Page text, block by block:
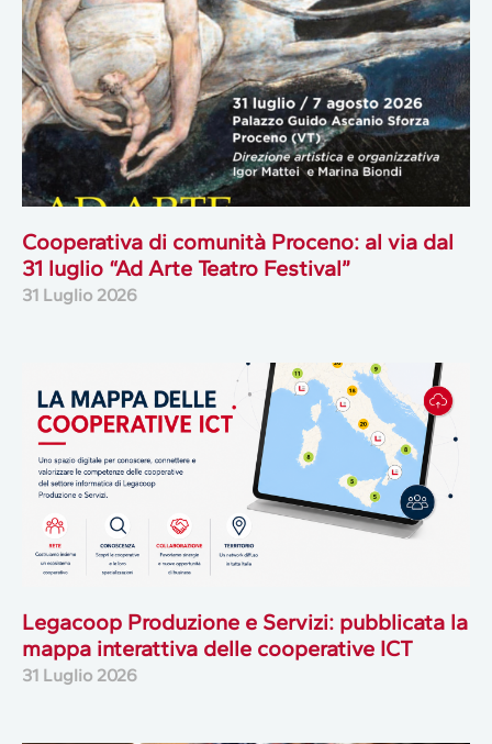
Cooperativa di comunità Proceno: al via dal
31 luglio “Ad Arte Teatro Festival”
31 Luglio 2026
Legacoop Produzione e Servizi: pubblicata la
mappa interattiva delle cooperative ICT
31 Luglio 2026